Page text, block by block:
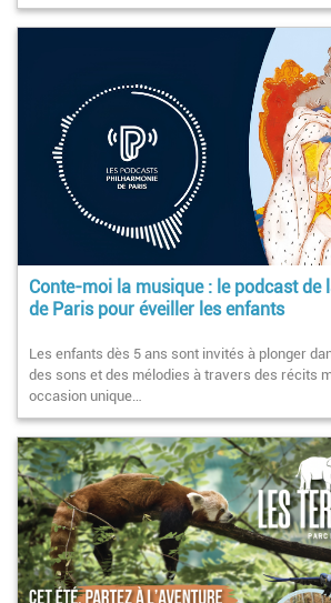
Conte-moi la musique : le podcast de
de Paris pour éveiller les enfants
Les enfants dès 5 ans sont invités à plonger
des sons et des mélodies à travers des récits
occasion unique…